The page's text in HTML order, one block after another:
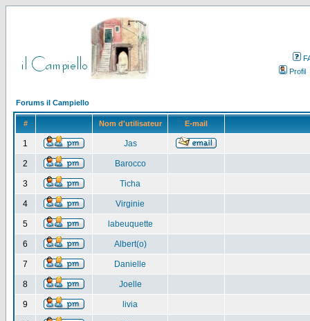
Profil
Forums il Campiello
# Nom d'utilisateur E-mail
1 Jas
2 Barocco
3 Ticha
4 Virginie
5 labeuquette
6 Albert(o)
7 Danielle
8 Joelle
9 livia